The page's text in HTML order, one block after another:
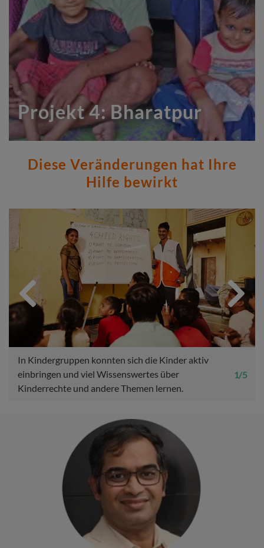
Projekt 4: Bharatpur
Diese Veränderungen hat Ihre
Hilfe bewirkt
Previous
In Kindergruppen konnten sich die Kinder aktiv
einbringen und viel Wissenswertes über
Kinderrechte und andere Themen lernen.
1 / 5
Next